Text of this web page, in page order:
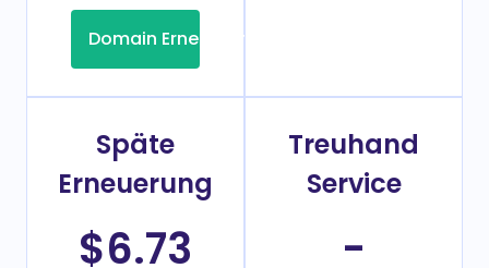
Domain Erneuerung
Späte
Erneuerung
$6.73
Treuhand
Service
-